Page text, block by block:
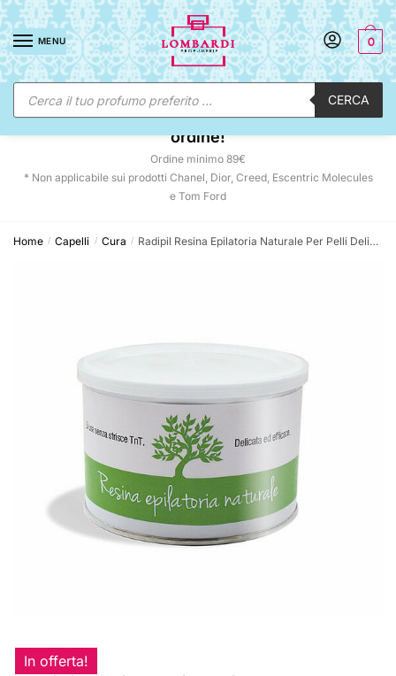
Skip
to
navigation
Skip
to
content
MENU
Ricerca
prodotti CERCA
0
☀️ SUNNY DAYS:-12% automatico sul tuo
ordine!
Ordine minimo 89€
* Non applicabile sui prodotti Chanel, Dior, Creed, Escentric Molecules
e Tom Ford
Home / Capelli / Cura / Radipil Resina Epilatoria Naturale Per Pelli Delicate e Fragili
In offerta!